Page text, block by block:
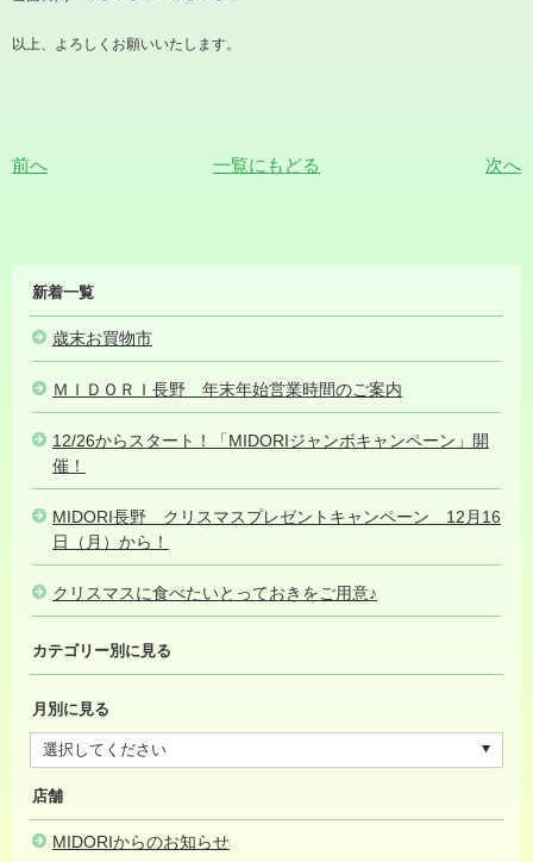
以上、よろしくお願いいたします。
前へ 一覧にもどる 次へ
MIDORI
NEWS
新着一覧
歳末お買物市
ＭＩＤＯＲＩ長野 年末年始営業時間のご案内
12/26からスタート！「MIDORIジャンボキャンペーン」開
催！
MIDORI長野 クリスマスプレゼントキャンペーン 12月16
日（月）から！
クリスマスに食べたいとっておきをご用意♪
カテゴリー別に見る
月別に見る
店舗
MIDORIからのお知らせ